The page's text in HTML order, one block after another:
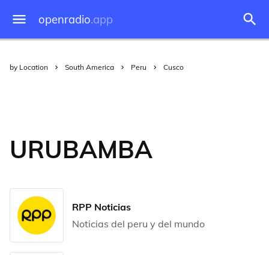
openradio.app
by Location South America Peru Cusco
URUBAMBA
RPP Noticias
Noticias del peru y del mundo